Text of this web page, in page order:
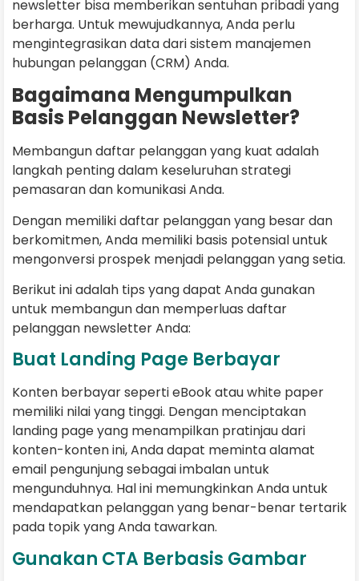
newsletter bisa memberikan sentuhan pribadi yang
berharga. Untuk mewujudkannya, Anda perlu
mengintegrasikan data dari sistem manajemen
hubungan pelanggan (CRM) Anda.
Bagaimana Mengumpulkan
Basis Pelanggan Newsletter?
Membangun daftar pelanggan yang kuat adalah
langkah penting dalam keseluruhan strategi
pemasaran dan komunikasi Anda.
Dengan memiliki daftar pelanggan yang besar dan
berkomitmen, Anda memiliki basis potensial untuk
mengonversi prospek menjadi pelanggan yang setia.
Berikut ini adalah tips yang dapat Anda gunakan
untuk membangun dan memperluas daftar
pelanggan newsletter Anda:
Buat Landing Page Berbayar
Konten berbayar seperti eBook atau white paper
memiliki nilai yang tinggi. Dengan menciptakan
landing page yang menampilkan pratinjau dari
konten-konten ini, Anda dapat meminta alamat
email pengunjung sebagai imbalan untuk
mengunduhnya. Hal ini memungkinkan Anda untuk
mendapatkan pelanggan yang benar-benar tertarik
pada topik yang Anda tawarkan.
Gunakan CTA Berbasis Gambar